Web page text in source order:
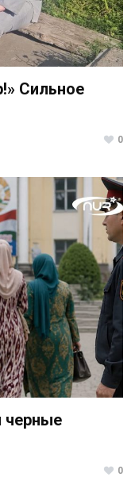
Сильное
0
черные
0